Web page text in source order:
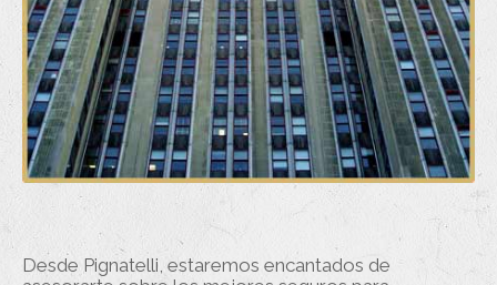
Desde Pignatelli, estaremos encantados de